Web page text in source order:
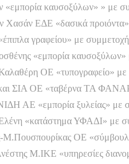
«εμπορία καυσοξύλων» » με
Χασάν ΕΔΕ «δασικά
γραφείου» με
«εμπορία
ΟΕ «τυπογραφείο» με
ΣΙΑ ΟΕ «ταβέρνα ΤΑ
ΑΕ «εμπορία ξυλείας» με
«κατάστημα ΥΦΑΔΙ» με
ΟΕ
Μ.ΙΚΕ «υπηρεσίες